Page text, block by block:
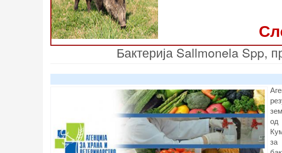
Бактерија Sallmonela Spp,
од
за